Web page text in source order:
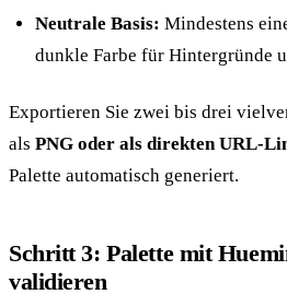
Neutrale Basis: Mindestens
dunkle Farbe für Hintergründe
Exportieren Sie zwei bis drei
als PNG oder als direkten URL-
Palette automatisch generiert.
Schritt 3: Palette mit
validieren